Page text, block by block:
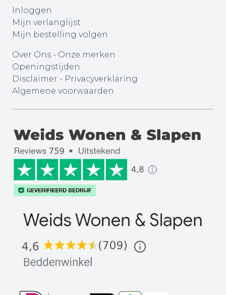
Inloggen
Mijn verlanglijst
Mijn bestelling volgen
Over Ons - Onze merken
Openingstijden
Disclaimer - Privacyverklaring
Algemene voorwaarden